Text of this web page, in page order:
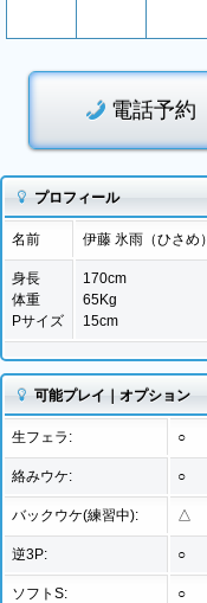
電話予約
プロフィール
名前 伊藤 氷雨（ひさめ）
身長
体重
Pサイズ
170cm
65Kg
15cm
可能プレイ｜オプション
生フェラ: ○
絡みウケ: ○
バックウケ(練習中): △
逆3P: ○
ソフトS: ○